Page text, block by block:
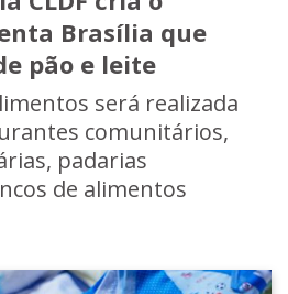
Brasília que
pão e leite
será realizada
comunitários,
padarias
de alimentos